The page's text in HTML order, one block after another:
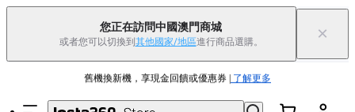
您正在訪問中國澳門商城
或者您可以切換到 其他國家/地區進行商品選購。 ×
Insta360 Luna Ultra |現已上市| 免運費
舊機換新機，享現金回饋或優惠券 | 了解更多